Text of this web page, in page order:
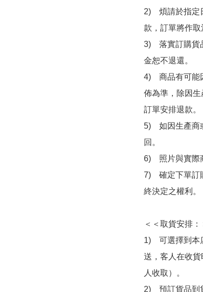
2)　煩請於指
款，訂單將作取
3)　落實訂購貨
金恕不退還。
4)　商品有可能
佈為準，除因
訂單安排退款。
5)　如因生產商
回。
6)　照片與實際
7)　確定下單訂
終決定之權利。
＜＜取貨安排：
1)　可選擇到本
送，客人在收
人收取）。
2)　預訂貨品到